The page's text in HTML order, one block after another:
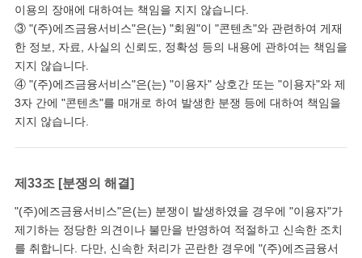
이용의 장애에 대하여는 책임을 지지 않습니다.
③ "(주)에즈금융서비스"은(는) "회원"이 "콘텐츠"와 관련하여 게재
한 정보, 자료, 사실의 신뢰도, 정확성 등의 내용에 관하여는 책임을
지지 않습니다.
④ "(주)에즈금융서비스"은(는) "이용자" 상호간 또는 "이용자"와 제
3자 간에 "콘텐츠"를 매개로 하여 발생한 분쟁 등에 대하여 책임을
지지 않습니다.
제33조 [분쟁의 해결]
"(주)에즈금융서비스"은(는) 분쟁이 발생하였을 경우에 "이용자"가
제기하는 정당한 의견이나 불만을 반영하여 적절하고 신속한 조치
를 취합니다. 다만, 신속한 처리가 곤란한 경우에 "(주)에즈금융서